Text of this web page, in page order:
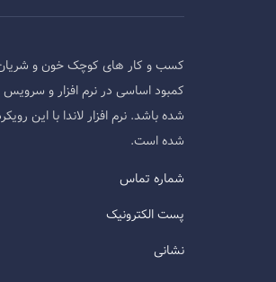
کسب و کار های کوچک خون و شریان
کمبود اساسی در نرم افزار و
شده باشد. نرم افزار لاندا با این
شده است.
شماره تماس
پست الکترونیک
نشانی